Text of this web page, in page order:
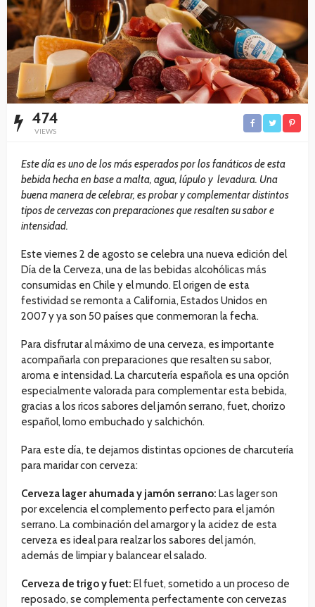
474
VIEWS
Este día es uno de los más esperados por los fanáticos de esta
bebida hecha en base a malta, agua, lúpulo y levadura. Una
buena manera de celebrar, es probar y complementar distintos
tipos de cervezas con preparaciones que resalten su sabor e
intensidad.
Este viernes 2 de agosto se celebra una nueva edición del
Día de la Cerveza, una de las bebidas alcohólicas más
consumidas en Chile y el mundo. El origen de esta
festividad se remonta a California, Estados Unidos en
2007 y ya son 50 países que conmemoran la fecha.
Para disfrutar al máximo de una cerveza, es importante
acompañarla con preparaciones que resalten su sabor,
aroma e intensidad. La charcutería española es una opción
especialmente valorada para complementar esta bebida,
gracias a los ricos sabores del jamón serrano, fuet, chorizo
español, lomo embuchado y salchichón.
Para este día, te dejamos distintas opciones de charcutería
para maridar con cerveza:
Cerveza lager ahumada y jamón serrano: Las lager son
por excelencia el complemento perfecto para el jamón
serrano. La combinación del amargor y la acidez de esta
cerveza es ideal para realzar los sabores del jamón,
además de limpiar y balancear el salado.
Cerveza de trigo y fuet: El fuet, sometido a un proceso de
reposado, se complementa perfectamente con cervezas